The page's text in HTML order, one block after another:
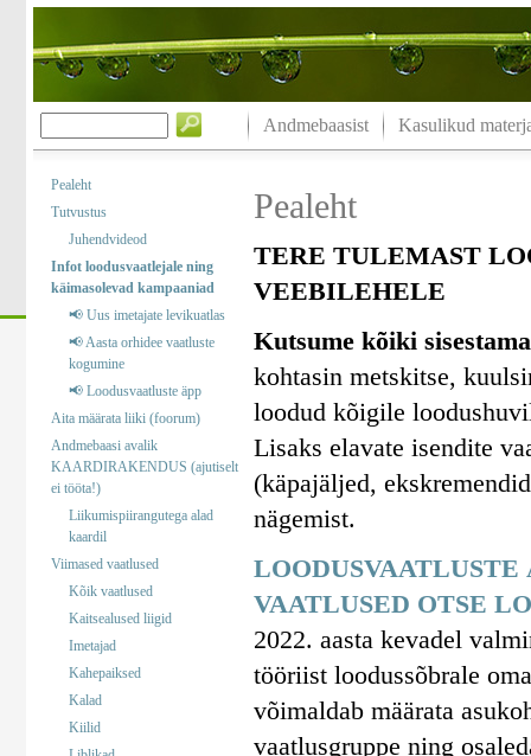
Andmebaasist Kasulikud
Pealeht
Tutvustus
Juhendvideod
Infot loodusvaatlejale ning
käimasolevad kampaaniad
📢 Uus imetajate levikuatlas
📢 Aasta orhidee vaatluste
kogumine
📢 Loodusvaatluste äpp
Aita määrata liiki (foorum)
Andmebaasi avalik
KAARDIRAKENDUS (ajutiselt
ei tööta!)
Liikumispiirangutega alad
kaardil
Viimased vaatlused
Kõik vaatlused
Kaitsealused liigid
Imetajad
Kahepaiksed
Kalad
Kiilid
Pealeht
TERE TULEMAST
VEEBILEHELE
Kutsume kõiki
kohtasin metskitse,
loodud kõigile
Lisaks elavate isendite
(käpajäljed,
nägemist.
VAATLUSED OTSE
2022. aasta kevadel
tööriist loodussõbrale
võimaldab määrata
vaatlusgruppe ning